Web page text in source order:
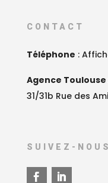
CONTACT
Téléphone :
Agence Toulouse
31/31b Rue des
SUIVEZ-NOUS